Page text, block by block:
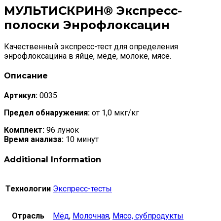
МУЛЬТИСКРИН® Экспресс-
полоски Энрофлоксацин
Качественный экспресс-тест для определения
энрофлоксацина в яйце, мёде, молоке, мясе.
Описание
Артикул: 0035
Предел обнаружения: от 1,0 мкг/кг
Комплект: 96 лунок
Время анализа: 10 минут
Additional Information
Технологии Экспресс-тесты
Отрасль Мёд, Молочная, Мясо, субпродукты